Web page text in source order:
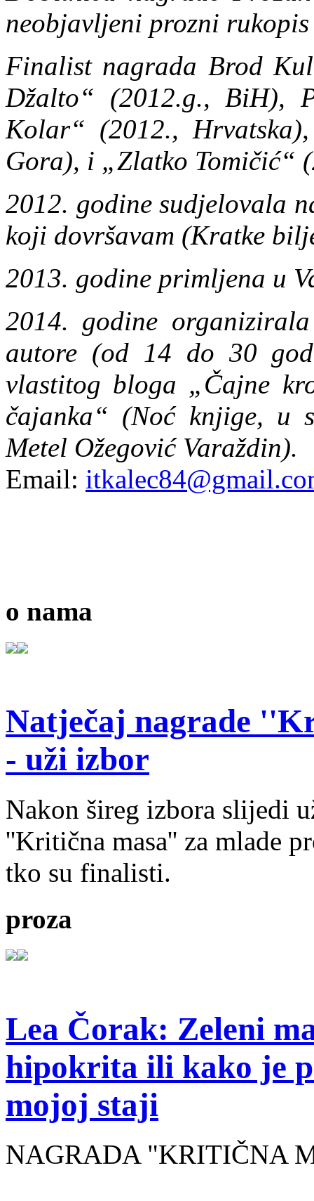
neobjavljeni prozni
Finalist nagrada Brod
Džalto“ (2012.g., BiH),
Kolar“ (2012.,
Gora), i „Zlatko Tomičić“
2012. godine sudjelovala
koji dovršavam (Kratke
2013. godine primljena u
2014. godine
autore (od 14 do 30
vlastitog bloga „Čajne
čajanka“ (Noć knjige, u
Metel Ožegović Varaždin).
Email:
o nama
Natječaj nagrade
- uži izbor
Nakon šireg izbora slijedi
''Kritična masa'' za mlade
tko su finalisti.
proza
Lea Čorak: Zeleni
hipokrita ili kako je
mojoj staji
NAGRADA "KRITIČNA